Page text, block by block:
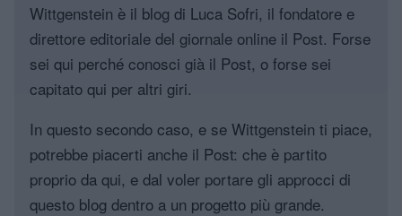
Wittgenstein è il blog di Luca Sofri, il fondatore e
direttore editoriale del giornale online il Post. Forse
sei qui perché conosci già il Post, o forse sei
capitato qui per altri giri.
In questo secondo caso, e se Wittgenstein ti piace,
potrebbe piacerti anche il Post: che è partito
proprio da qui, e dal voler portare gli approcci di
questo blog dentro a un progetto più grande.